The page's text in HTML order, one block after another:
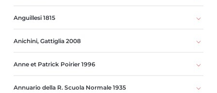
Anguillesi 1815
Anichini, Gattiglia 2008
Anne et Patrick Poirier 1996
Annuario della R. Scuola Normale 1935